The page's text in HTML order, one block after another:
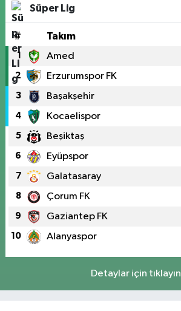
Süper Lig
# Takım
1 Amed
2 Erzurumspor FK
3 Başakşehir
4 Kocaelispor
5 Beşiktaş
6 Eyüpspor
7 Galatasaray
8 Çorum FK
9 Gaziantep FK
10 Alanyaspor
Detaylar için tıklayın